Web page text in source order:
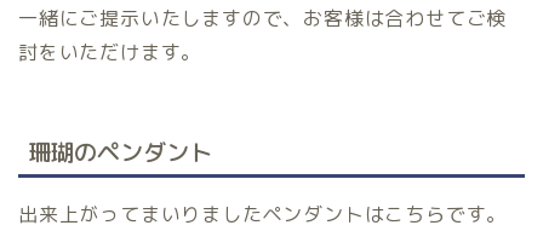
一緒にご提示いたしますので、お客様は合わせてご検
討をいただけます。
珊瑚のペンダント
出来上がってまいりましたペンダントはこちらです。